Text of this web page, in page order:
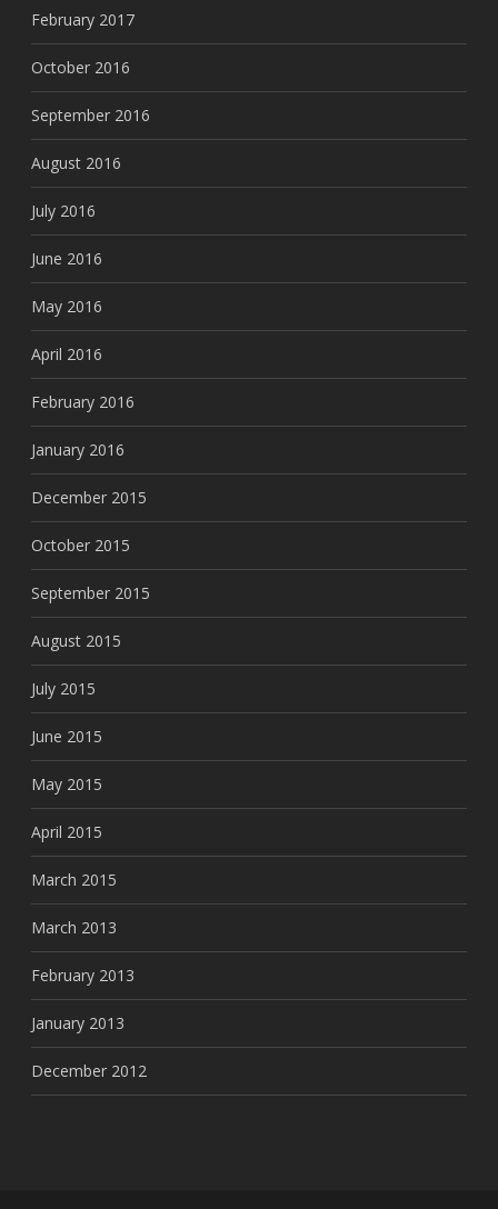
February 2017
October 2016
September 2016
August 2016
July 2016
June 2016
May 2016
April 2016
February 2016
January 2016
December 2015
October 2015
September 2015
August 2015
July 2015
June 2015
May 2015
April 2015
March 2015
March 2013
February 2013
January 2013
December 2012